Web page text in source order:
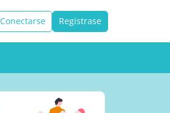
Conectarse Registrase